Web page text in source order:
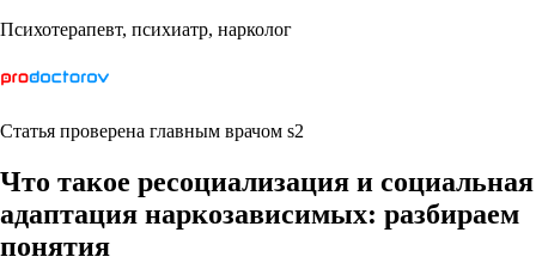
Психотерапевт, психиатр, нарколог
Статья проверена главным врачом s2
Что такое ресоциализация и социальная
адаптация наркозависимых: разбираем
понятия